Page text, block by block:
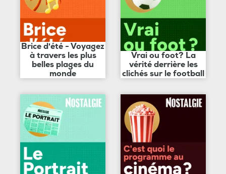
Brice d'été - Voyagez
à travers les plus
belles plages du
monde
Vrai ou foot? La
vérité derrière les
clichés sur le football